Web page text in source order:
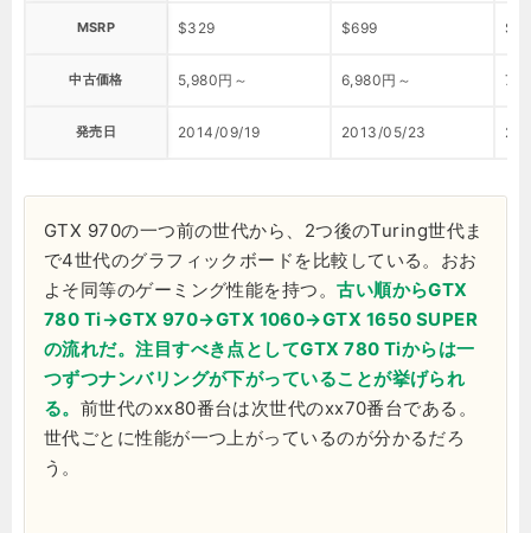
MSRP $329 $699
中古価格 5,980円～ 6,980円～
発売日 2014/09/19 2013/05/23
GTX 970の一つ前の世代から、2つ後のTuring世代ま
で4世代のグラフィックボードを比較している。おお
よそ同等のゲーミング性能を持つ。古い順からGTX
780 Ti→GTX 970→GTX 1060→GTX 1650 SUPER
の流れだ。注目すべき点としてGTX 780 Tiからは一
つずつナンバリングが下がっていることが挙げられ
る。 前世代のxx80番台は次世代のxx70番台である。
世代ごとに性能が一つ上がっているのが分かるだろ
う。